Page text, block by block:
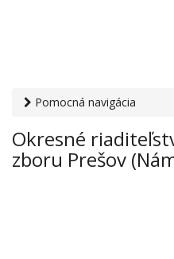
Pomocná navigácia
riaditeľstvo Policajného
Okresné
zboru Prešov